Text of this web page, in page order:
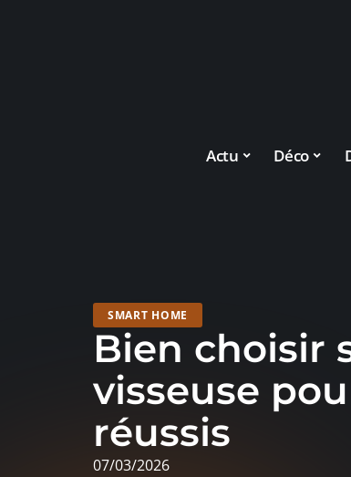
Actu Déco
SMART HOME
Bien choisir
visseuse
réussis
07/03/2026